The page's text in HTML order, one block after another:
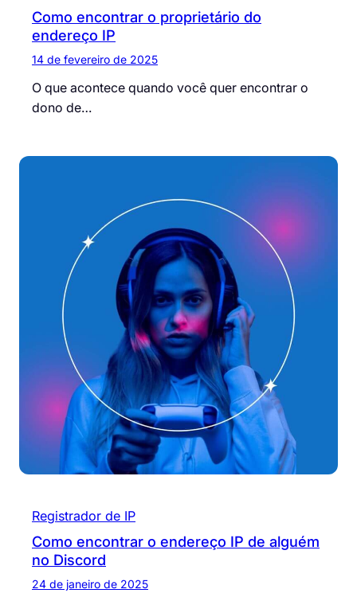
Como encontrar o proprietário do
endereço IP
14 de fevereiro de 2025
O que acontece quando você quer encontrar o
dono de…
Registrador de IP
Como encontrar o endereço IP de alguém
no Discord
24 de janeiro de 2025